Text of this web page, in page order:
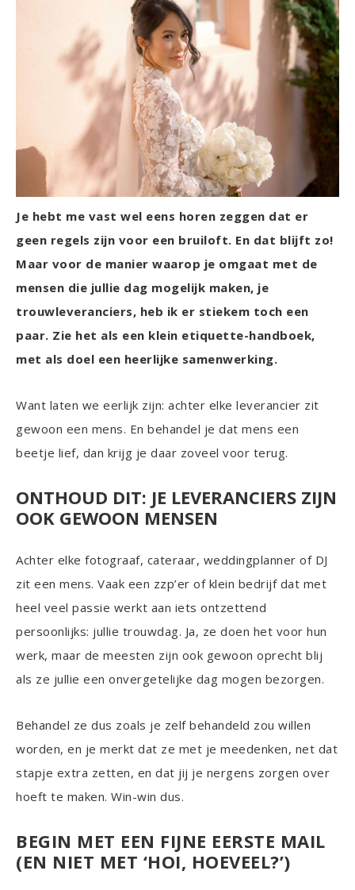
Je hebt me vast wel eens horen zeggen dat er
geen regels zijn voor een bruiloft. En dat blijft zo!
Maar voor de manier waarop je omgaat met de
mensen die jullie dag mogelijk maken, je
trouwleveranciers, heb ik er stiekem toch een
paar. Zie het als een klein etiquette-handboek,
met als doel een heerlijke samenwerking.
Want laten we eerlijk zijn: achter elke leverancier zit
gewoon een mens. En behandel je dat mens een
beetje lief, dan krijg je daar zoveel voor terug.
ONTHOUD DIT: JE LEVERANCIERS ZIJN
OOK GEWOON MENSEN
Achter elke fotograaf, cateraar, weddingplanner of DJ
zit een mens. Vaak een zzp’er of klein bedrijf dat met
heel veel passie werkt aan iets ontzettend
persoonlijks: jullie trouwdag. Ja, ze doen het voor hun
werk, maar de meesten zijn ook gewoon oprecht blij
als ze jullie een onvergetelijke dag mogen bezorgen.
Behandel ze dus zoals je zelf behandeld zou willen
worden, en je merkt dat ze met je meedenken, net dat
stapje extra zetten, en dat jij je nergens zorgen over
hoeft te maken. Win-win dus.
BEGIN MET EEN FIJNE EERSTE MAIL
(EN NIET MET ‘HOI, HOEVEEL?’)